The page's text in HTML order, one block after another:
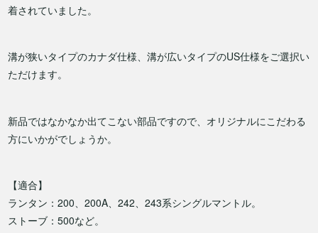
着されていました。
溝が狭いタイプのカナダ仕様、溝が広いタイプのUS仕様をご選択い
ただけます。
新品ではなかなか出てこない部品ですので、オリジナルにこだわる
方にいかがでしょうか。
【適合】
ランタン：200、200A、242、243系シングルマントル。
ストーブ：500など。